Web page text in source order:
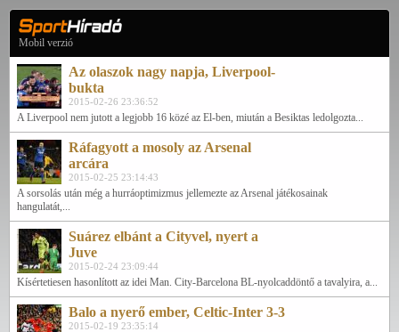
Mobil verzió
Az olaszok nagy napja, Liverpool-
bukta
2015-02-26 23:36:52
A Liverpool nem jutott a legjobb 16 közé az El-ben, miután a Besiktas ledolgozta...
Ráfagyott a mosoly az Arsenal
arcára
2015-02-25 23:14:43
A sorsolás után még a hurráoptimizmus jellemezte az Arsenal játékosainak
hangulatát,...
Suárez elbánt a Cityvel, nyert a
Juve
2015-02-24 23:09:44
Kísértetiesen hasonlított az idei Man. City-Barcelona BL-nyolcaddöntő a tavalyira, a...
Balo a nyerő ember, Celtic-Inter 3-3
2015-02-19 23:35:14